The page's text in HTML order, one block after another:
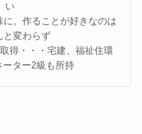
い
。作ることが好きなのは
と変わらず
得・・・宅建、福祉住環
ター2級も所持